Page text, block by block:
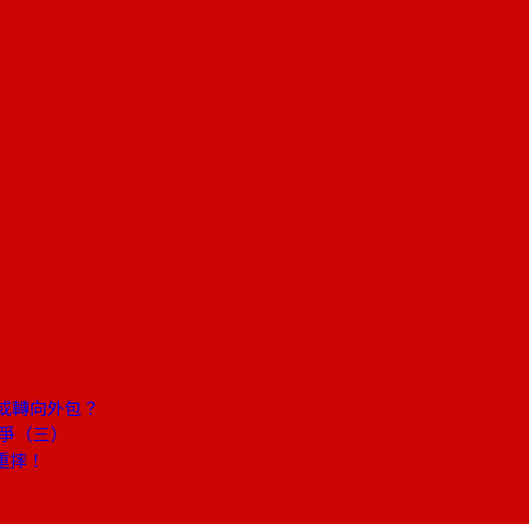
轉向外包？
三）
！